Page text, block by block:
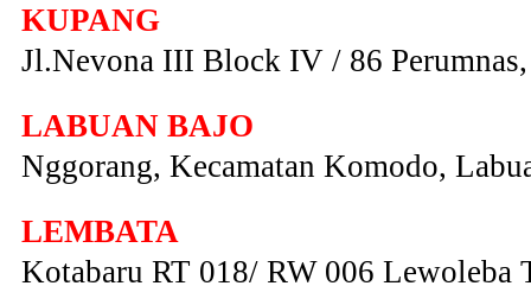
KUPANG
Jl.Nevona III Block IV / 86
LABUAN BAJO
Nggorang, Kecamatan Komodo,
LEMBATA
Kotabaru RT 018/ RW 006 Lewoleba